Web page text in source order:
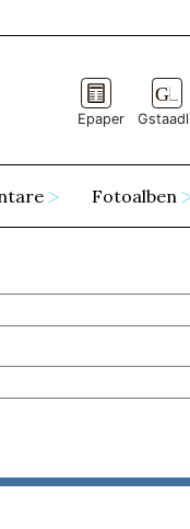
Epaper
Fotoalben